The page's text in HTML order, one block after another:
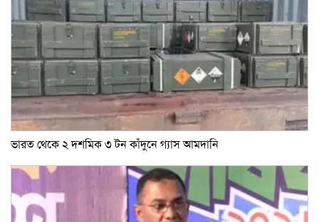
ভারত থেকে ২ দশমিক ৩ টন কাঁদুনে গ্যাস আমদানি